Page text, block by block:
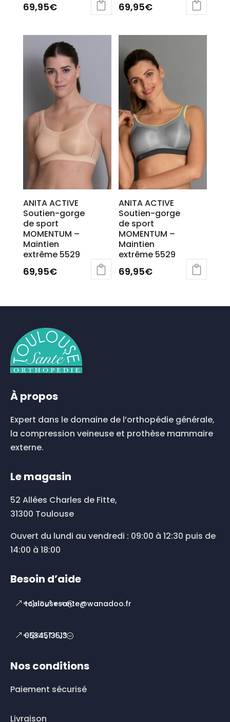
69,95€
plusieurs
variations.
options
être
choisies
page
produit
69,95€
plusieurs
variations.
Les
options
peuvent
être
choisies
sur
la
page
du
produit
ANITA ACTIVE
Soutien-gorge
de sport
MOMENTUM –
Maintien
extrême 5529
69,95€
a
variations.
Les
options
peuvent
être
sur
page
du
ANITA ACTIVE
Soutien-gorge
de sport
MOMENTUM –
Maintien
extrême 5529
69,95€
a
page
du
À propos
Expert dans le domaine de l’orthopédie générale,
la compression veineuse et prothèse mammaire
externe.
Le magasin
52 Allées Charles de Fitte,
31300 Toulouse
Ouvert du lundi au vendredi : 09:00 à 12:30 puis de
14:00 à 18:00
Besoin d’aide
toulousesante@wanadoo.fr
0534513513
Nos conditions
Paiement sécurisé
Livraison